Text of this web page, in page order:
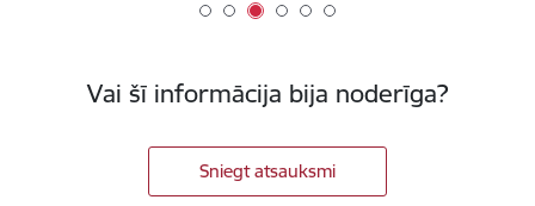
Vai šī informācija bija noderīga?
Sniegt atsauksmi